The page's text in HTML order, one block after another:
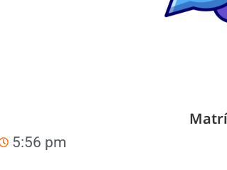
5:56 pm